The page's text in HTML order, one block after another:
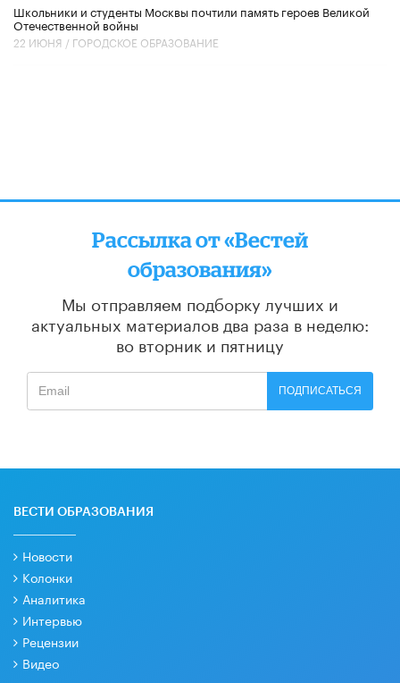
Школьники и студенты Москвы почтили память героев Великой
Отечественной войны
22 ИЮНЯ / ГОРОДСКОЕ ОБРАЗОВАНИЕ
Рассылка от «Вестей
образования»
Мы отправляем подборку лучших и
актуальных материалов два раза в неделю:
во вторник и пятницу
ПОДПИСАТЬСЯ
ВЕСТИ ОБРАЗОВАНИЯ
Новости
Колонки
Аналитика
Интервью
Рецензии
Видео